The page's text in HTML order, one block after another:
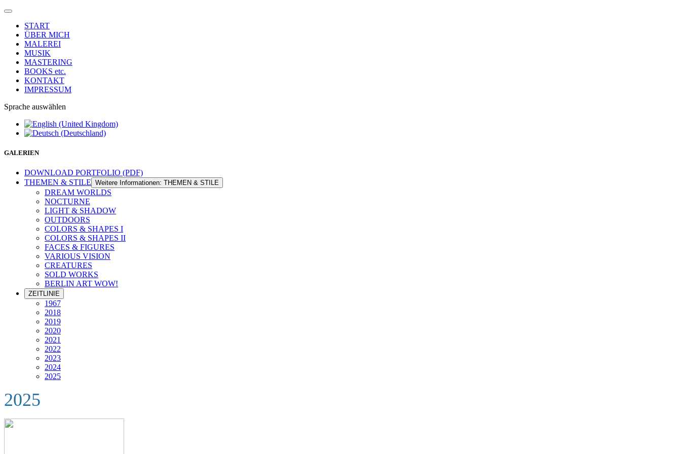
START
ÜBER MICH
MALEREI
MUSIK
MASTERING
BOOKS etc.
KONTAKT
IMPRESSUM
Sprache auswählen
GALERIEN
DOWNLOAD PORTFOLIO (PDF)
THEMEN & STILE Weitere Informationen: THEMEN & STILE
DREAM WORLDS
NOCTURNE
LIGHT & SHADOW
OUTDOORS
COLORS & SHAPES I
COLORS & SHAPES II
FACES & FIGURES
VARIOUS VISION
CREATURES
SOLD WORKS
BERLIN ART WOW!
ZEITLINIE
1967
2018
2019
2020
2021
2022
2023
2024
2025
2025